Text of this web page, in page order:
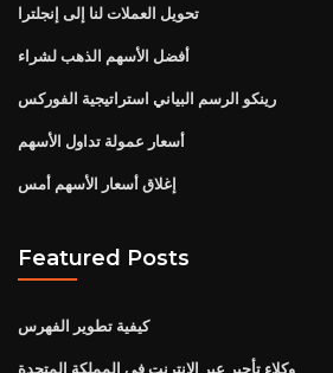
تحويل العملات لنا إلى إنجلترا
أفضل الأسهم الذهب لشراء
رينكو الرسم البياني استراتيجية الفوركس
أسعار عمولة تداول الأسهم
إغلاق أسعار الأسهم أمس
Featured Posts
كيفية تطوير الفهرس
وكلاء تأجير عبر الإنترنت في المملكة المتحدة